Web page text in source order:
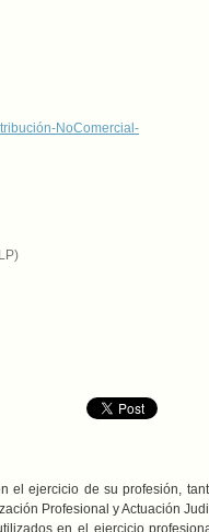
NoComercial-
el ejercicio de su profesión,
Profesional y Actuación
en el ejercicio